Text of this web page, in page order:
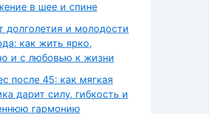
в шее и спине
долголетия и молодости
как жить ярко,
и с любовью к жизни
после 45: как мягкая
дарит силу, гибкость и
гармонию